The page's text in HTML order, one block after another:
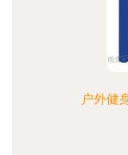
户外健